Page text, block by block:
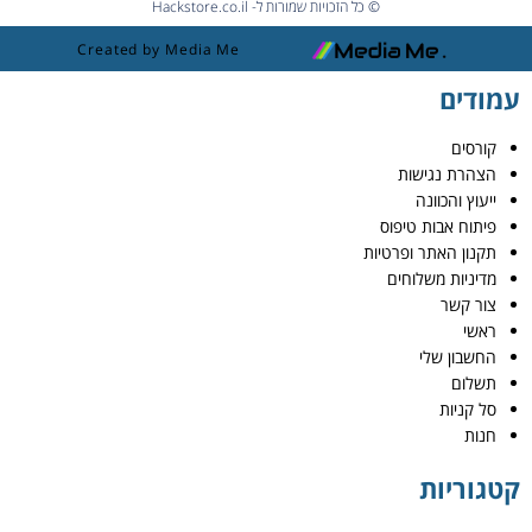
© כל הזכויות שמורות ל- Hackstore.co.il
Created by Media Me
עמודים
קורסים
הצהרת נגישות
ייעוץ והכוונה
פיתוח אבות טיפוס
תקנון האתר ופרטיות
מדיניות משלוחים
צור קשר
ראשי
החשבון שלי
תשלום
סל קניות
חנות
קטגוריות